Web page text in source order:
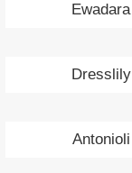
Ewadara
Dresslily
Antonioli